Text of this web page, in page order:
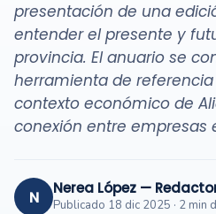
presentación de una
entender el presente y
provincia. El anuario se
herramienta de
contexto económico de
conexión entre empresas
N Nerea López —
Publicado 18 dic 2025 · 2 min